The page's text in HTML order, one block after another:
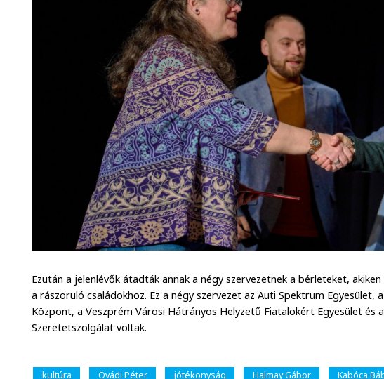
Ezután a jelenlévők átadták annak a négy szervezetnek a bérleteket,
a rászoruló családokhoz. Ez a négy szervezet az Auti Spektrum Egyesület,
Központ, a Veszprém Városi Hátrányos Helyzetű Fiatalokért Egyesület és
Szeretetszolgálat voltak.
kultúra Ovádi Péter jótékonyság Halmay Gábor Kabóca